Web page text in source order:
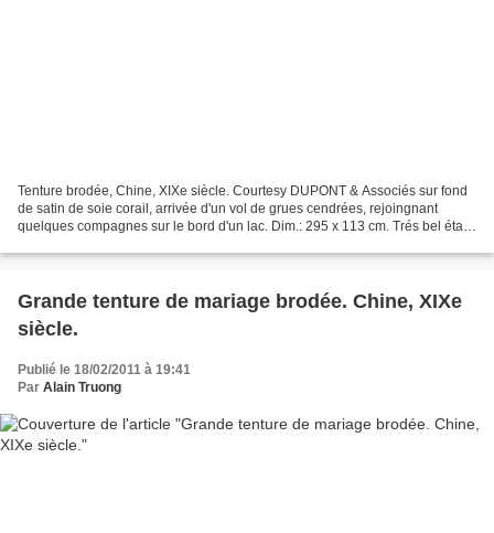
Tenture brodée, Chine, XIXe siècle. Courtesy DUPONT & Associés sur fond
de satin de soie corail, arrivée d'un vol de grues cendrées, rejoingnant
quelques compagnes sur le bord d'un lac. Dim.: 295 x 113 cm. Trés bel état
Grande tenture de mariage brodée. Chine, XIXe
siècle.
Publié le 18/02/2011 à 19:41
Par Alain Truong